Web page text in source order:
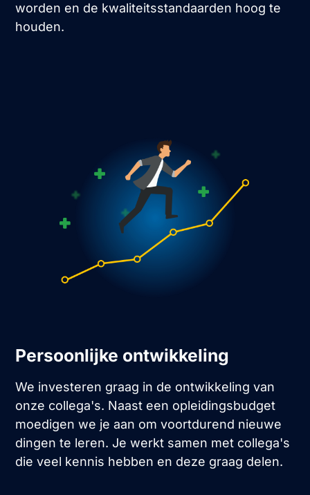
worden en de kwaliteitsstandaarden hoog te
houden.
Persoonlijke ontwikkeling
We investeren graag in de ontwikkeling van
onze collega's. Naast een opleidingsbudget
moedigen we je aan om voortdurend nieuwe
dingen te leren. Je werkt samen met collega's
die veel kennis hebben en deze graag delen.